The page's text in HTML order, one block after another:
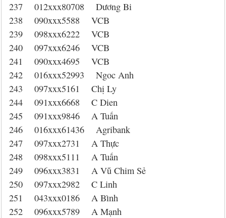
237 012xxx80708 Dương Bi
238 090xxx5588 VCB
239 098xxx6222 VCB
240 097xxx6246 VCB
241 090xxx4695 VCB
242 016xxx52993 Ngoc Anh
243 097xxx5161 Chị Ly
244 091xxx6668 C Dien
245 091xxx9846 A Tuấn
246 016xxx61436 Agribank
247 097xxx2731 A Thực
248 098xxx5111 A Tuấn
249 096xxx3831 A Vũ Chim Sẻ
250 097xxx2982 C Linh
251 043xxx0186 A Bình
252 096xxx5789 A Mạnh